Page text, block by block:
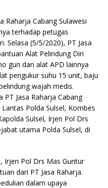
Raharja Cabang Sulawesi
terhadap petugas
Selasa (5/5/2020), PT Jasa
Alat Pelindung Diri
gun dan alat APD lainnya
pengukur suhu 15 unit, baju
wajah medis.
PT Jasa Raharja Cabang
Polda Sulsel, Kombes
Sulsel, Irjen Pol Drs
utama Polda Sulsel, di
Irjen Pol Drs Mas Guntur
dari PT Jasa Raharja.
dalam upaya